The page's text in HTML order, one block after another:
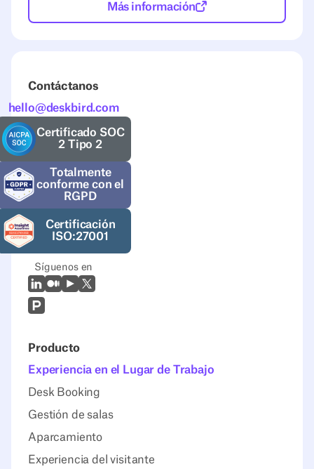
Más información
Contáctanos
hello@deskbird.com
Certificado SOC
2 Tipo 2
Totalmente
conforme con el
RGPD
Certificación
ISO:27001
Síguenos en
LinkedIn
Mediano
YoutubeX (Twitter)
Prodcut Hunt
Producto
Experiencia en el Lugar de Trabajo
Desk Booking
Gestión de salas
Aparcamiento
Experiencia del visitante